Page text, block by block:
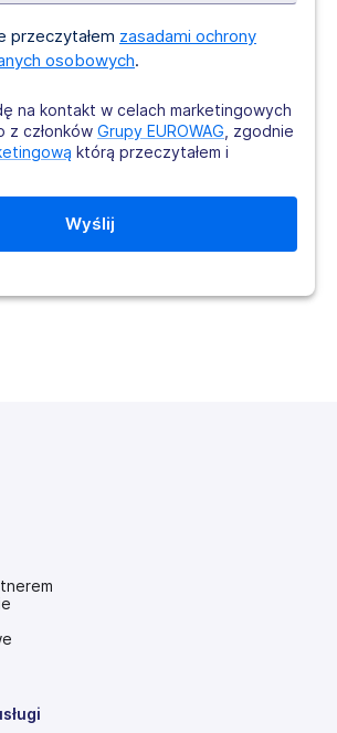
przeczytałem zasadami ochrony
osobowych.
na kontakt w celach marketingowych
z członków Grupy EUROWAG , zgodnie
którą przeczytałem i